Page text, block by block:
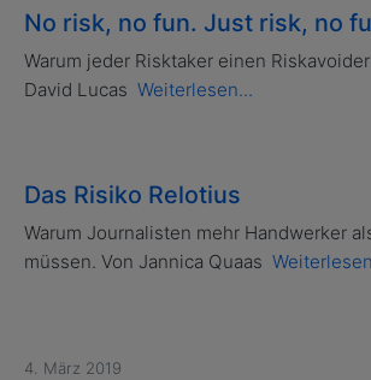
No risk, no fun. Just risk, no
Warum jeder Risktaker einen
David Lucas Weiterlesen...
Das Risiko Relotius
Warum Journalisten mehr Handwerker
müssen. Von Jannica Quaas
4. März 2019